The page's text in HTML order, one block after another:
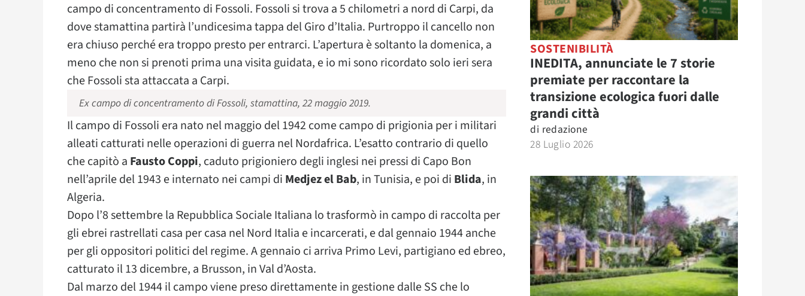
campo di concentramento di Fossoli. Fossoli si trova a 5 chilometri a nord di Carpi, da
dove stamattina partirà l’undicesima tappa del Giro d’Italia. Purtroppo il cancello non
era chiuso perché era troppo presto per entrarci. L’apertura è soltanto la domenica, a
meno che non si prenoti prima una visita guidata, e io mi sono ricordato solo ieri sera
che Fossoli sta attaccata a Carpi.
Ex campo di concentramento di Fossoli, stamattina, 22 maggio 2019.
Il campo di Fossoli era nato nel maggio del 1942 come campo di prigionia per i militari
alleati catturati nelle operazioni di guerra nel Nordafrica. L’esatto contrario di quello
che capitò a Fausto Coppi, caduto prigioniero degli inglesi nei pressi di Capo Bon
nell’aprile del 1943 e internato nei campi di Medjez el Bab, in Tunisia, e poi di Blida, in
Algeria.
Dopo l’8 settembre la Repubblica Sociale Italiana lo trasformò in campo di raccolta per
gli ebrei rastrellati casa per casa nel Nord Italia e incarcerati, e dal gennaio 1944 anche
per gli oppositori politici del regime. A gennaio ci arriva Primo Levi, partigiano ed ebreo,
catturato il 13 dicembre, a Brusson, in Val d’Aosta.
Dal marzo del 1944 il campo viene preso direttamente in gestione dalle SS che lo
SOSTENIBILITÀ
INEDITA, annunciate le 7 storie
premiate per raccontare la
transizione ecologica fuori dalle
grandi città
di redazione
28 Luglio 2026